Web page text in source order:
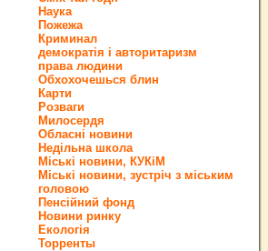
Наука
Пожежа
Криминал
демократія і авторитаризм
права людини
Обхохочешься блин
Карти
Розваги
Милосердя
Обласні новини
Недільна школа
Міські новини, КУКіМ
Міські новини, зустріч з міським
головою
Пенсійний фонд
Новини ринку
Екологія
Торренты